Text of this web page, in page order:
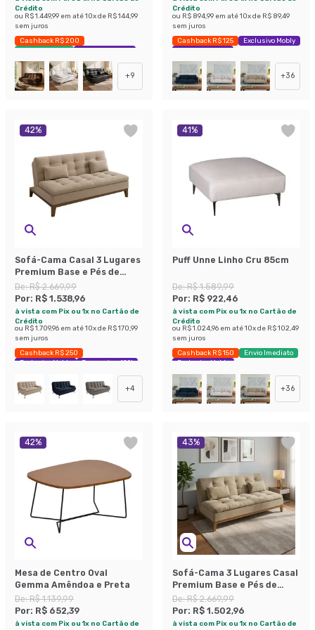
Crédito
ou R$ 1.449,99 em até10x de R$ 144,99
sem juros
Cashback R$ 200
Envio Imediato
Exclusivo Mobly
+9
Crédito
ou R$ 894,99 em até10x de R$ 89,49
sem juros
Cashback R$ 125
Exclusivo Mobly
Economize 42%
+36
42%
Sofá-Cama Casal 3 Lugares
Premium Base e Pés de
Madeira Linho Bege
De:R$ 2.669,99
Por: R$ 1.538,96
à vista com Pix ou 1x no Cartão de
Crédito
ou R$ 1.709,96 em até10x de R$ 170,99
sem juros
Cashback R$ 250
Exclusivo Mobly
Economize 42%
+4
41%
Puff Unne Linho Cru 85cm
De:R$ 1.589,99
Por: R$ 922,46
à vista com Pix ou 1x no Cartão de
Crédito
ou R$ 1.024,96 em até10x de R$ 102,49
sem juros
Cashback R$ 150
Envio Imediato
Exclusivo Mobly
+36
42%
Mesa de Centro Oval
Gemma Amêndoa e Preta
De:R$ 1.139,99
Por: R$ 652,39
à vista com Pix ou 1x no Cartão de
43%
Sofá-Cama 3 Lugares Casal
Premium Base e Pés de
Madeira Suede Bege
De:R$ 2.669,99
Por: R$ 1.502,96
à vista com Pix ou 1x no Cartão de